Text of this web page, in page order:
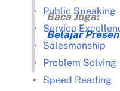
Public Speaking
Service
Salesmanship
Problem Solving
Speed Reading
Baca Juga:
Belajar